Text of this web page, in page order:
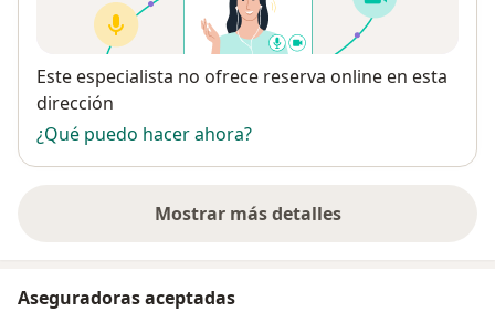
Disponibilidad
Este especialista no ofrece reserva online en esta
dirección
¿Qué puedo hacer ahora?
Mostrar más detalles
sobre la dirección
Aseguradoras aceptadas